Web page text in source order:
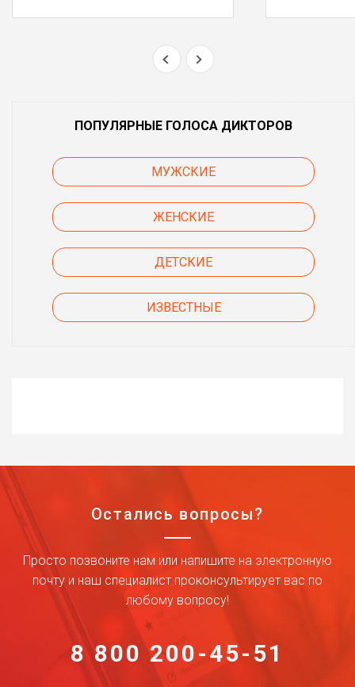
ПОПУЛЯРНЫЕ ГОЛОСА ДИКТОРОВ
МУЖСКИЕ
ЖЕНСКИЕ
ДЕТСКИЕ
ИЗВЕСТНЫЕ
Остались вопросы?
Просто позвоните нам или напишите на электронную
почту и наш специалист проконсультирует вас по
любому вопросу!
8 800 200-45-51